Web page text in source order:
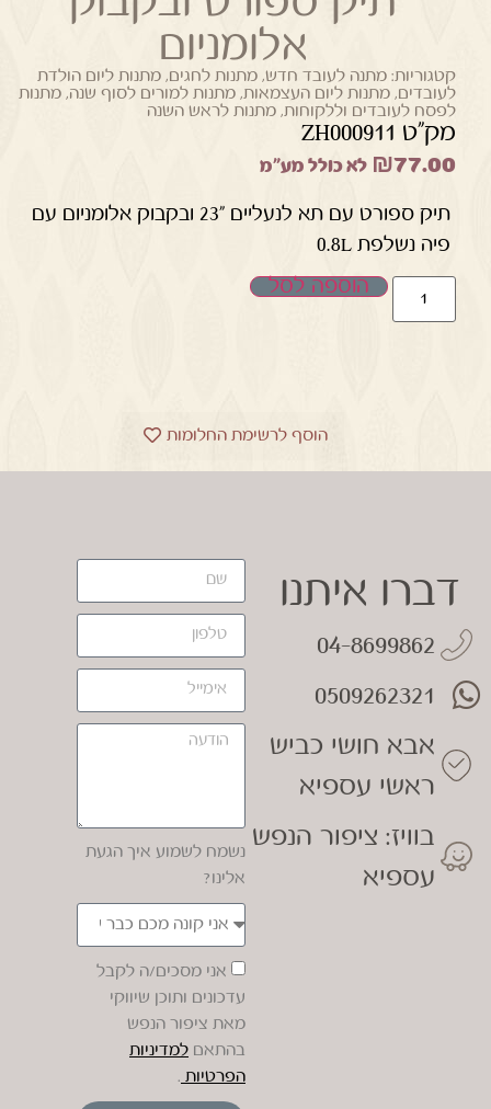
אלומניום
קטגוריות: מתנה לעובד חדש,מתנות לחגים,מתנות ליום הולדת
לעובדים,מתנות ליום העצמאות,מתנות למורים לסוף שנה,מתנות
לפסח לעובדים וללקוחות,מתנות לראש השנה
מק"ט ZH000911
₪77.00 לא כולל מע"מ
תיק ספורט עם תא לנעליים "23 ובקבוק אלומניום עם
פיה נשלפת 0.8L
הוספה לסל
הוסף לרשימת החלומות
דברו איתנו
04-8699862
0509262321
אבא חושי כביש
ראשי עספיא
בוויז: ציפור הנפש
עספיא
נשמח לשמוע איך הגעת
אלינו?
אני מסכים/ה לקבל
עדכונים ותוכן שיווקי
מאת ציפור הנפש
בהתאם למדיניות
הפרטיות .